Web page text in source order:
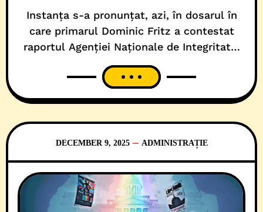
Instanța s-a pronunțat, azi, în dosarul în
care primarul Dominic Fritz a contestat
raportul Agenției Naționale de Integritate,
instituție care l-a declarat în conflict de
interese, după o cercetare care a durat mai
și au respins solicitarea edilului
DECEMBER 9, 2025 ADMINISTRAȚIE